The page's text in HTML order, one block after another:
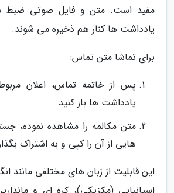
مفید است. متن و فایل صوتی ضبط
یادداشت ها کنار هم ذخیره می شوند.
برای تماشا متن تماس:
پس از خاتمه تماس، اعلان
یادداشت ها باز کنید.
متن مکالمه را مشاهده نموده،
هایی از آن را کپی و به اشتراک
این قابلیت از زبان های مختلفی مانند